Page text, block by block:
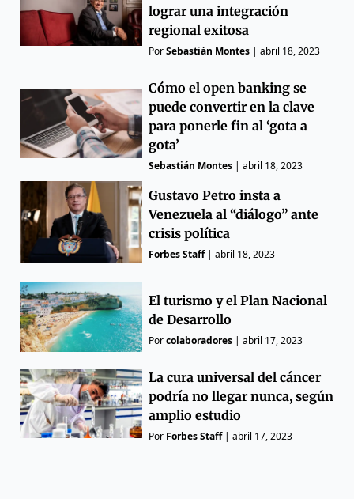
lograr una integración
regional exitosa
PorSebastián Montes |abril 18, 2023
Cómo el open banking se
puede convertir en la clave
para ponerle fin al ‘gota a
gota’
Sebastián Montes |abril 18, 2023
Gustavo Petro insta a
Venezuela al “diálogo” ante
crisis política
Forbes Staff|abril 18, 2023
El turismo y el Plan Nacional
de Desarrollo
Porcolaboradores |abril 17, 2023
La cura universal del cáncer
podría no llegar nunca, según
amplio estudio
Por Forbes Staff|abril 17, 2023